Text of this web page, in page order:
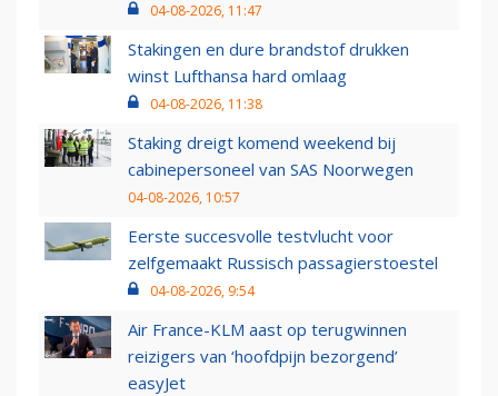
04-08-2026, 11:47
Stakingen en dure brandstof drukken
winst Lufthansa hard omlaag
04-08-2026, 11:38
Staking dreigt komend weekend bij
cabinepersoneel van SAS Noorwegen
04-08-2026, 10:57
Eerste succesvolle testvlucht voor
zelfgemaakt Russisch passagierstoestel
04-08-2026, 9:54
Air France-KLM aast op terugwinnen
reizigers van ‘hoofdpijn bezorgend’
easyJet